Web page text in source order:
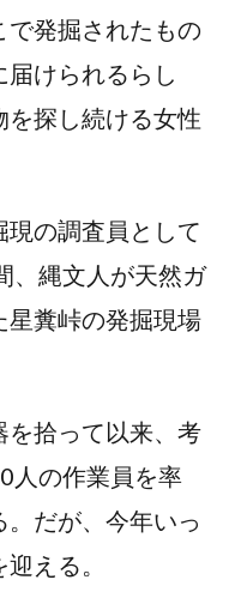
で発掘されたもの
けられるらし
を探し続ける女性
の調査員として
、縄文人が天然ガ
星糞峠の発掘現場
拾って以来、考
人の作業員を率
だが、今年いっ
える。